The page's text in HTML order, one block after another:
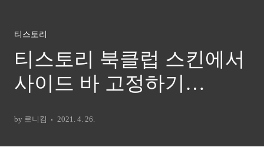
티스토리
티스토리 북클럽 스킨에서
사이드 바 고정하기
by 로니킴 2021. 4. 26.